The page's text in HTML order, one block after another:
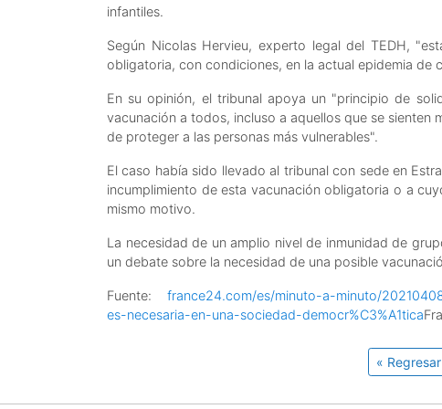
infantiles.
Según Nicolas Hervieu, experto legal del TEDH,
obligatoria, con condiciones, en la actual epidemia de
En su opinión, el tribunal apoya un "principio de
vacunación a todos, incluso a aquellos que se sienten
de proteger a las personas más vulnerables".
El caso había sido llevado al tribunal con sede en
incumplimiento de esta vacunación obligatoria o a
mismo motivo.
La necesidad de un amplio nivel de inmunidad de
un debate sobre la necesidad de una posible
Fuente: france24.com/es/minuto-a-minuto/
es-necesaria-en-una-sociedad-democr%C3%A1tica
«